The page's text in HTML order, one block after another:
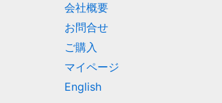
会社概要
お問合せ
ご購入
マイページ
English